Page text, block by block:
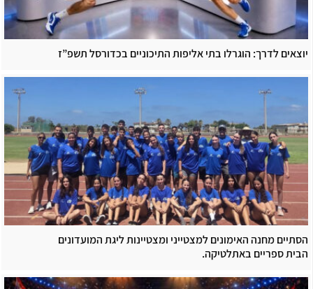
יוצאים לדרך: הוגרלו בתי אליפות התיכוניים בכדורסל תשפ”ז
הסתיים מחנה האימונים למצטייני ומצטיינות ליגת המועדונים
הבית ספריים באתלטיקה.